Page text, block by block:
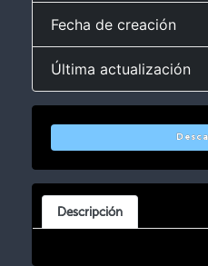
Fecha de creación
Última actualización
Descripción